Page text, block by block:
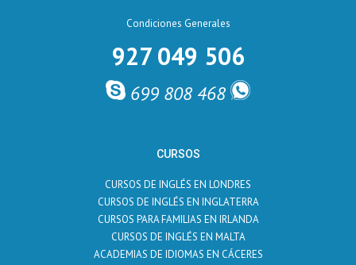
Condiciones Generales
927 049 506
699 808 468
CURSOS
CURSOS DE INGLÉS EN LONDRES
CURSOS DE INGLÉS EN INGLATERRA
CURSOS PARA FAMILIAS EN IRLANDA
CURSOS DE INGLÉS EN MALTA
ACADEMIAS DE IDIOMAS EN CÁCERES